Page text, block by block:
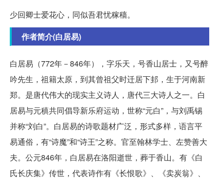
少回卿士爱花心，同似吾君忧稼穑。
作者简介(白居易)
白居易（772年－846年），字乐天，号香山居士，又号醉
吟先生，祖籍太原，到其曾祖父时迁居下邽，生于河南新
郑。是唐代伟大的现实主义诗人，唐代三大诗人之一。白
居易与元稹共同倡导新乐府运动，世称“元白”，与刘禹锡
并称“刘白”。白居易的诗歌题材广泛，形式多样，语言平
易通俗，有“诗魔”和“诗王”之称。官至翰林学士、左赞善大
夫。公元846年，白居易在洛阳逝世，葬于香山。有《白
氏长庆集》传世，代表诗作有《长恨歌》、《卖炭翁》、